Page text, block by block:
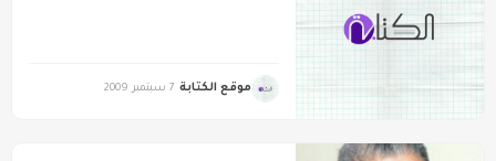
موقع الكتابة 7 سبتمبر 2009